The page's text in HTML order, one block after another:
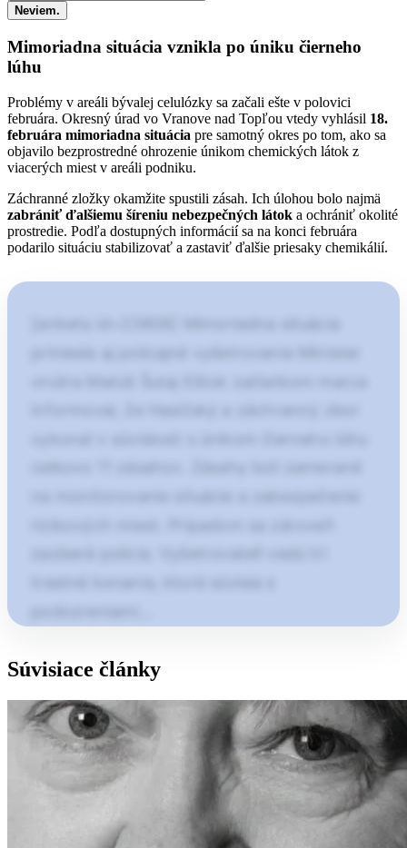
Neviem.
Mimoriadna situácia vznikla po úniku čierneho
lúhu
Problémy v areáli bývalej celulózky sa začali ešte v polovici
februára. Okresný úrad vo Vranove nad Topľou vtedy vyhlásil 18.
februára mimoriadna situácia pre samotný okres po tom, ako sa
objavilo bezprostredné ohrozenie únikom chemických látok z
viacerých miest v areáli podniku.
Záchranné zložky okamžite spustili zásah. Ich úlohou bolo najmä
zabrániť ďalšiemu šíreniu nebezpečných látok a ochrániť okolité
prostredie. Podľa dostupných informácií sa na konci februára
podarilo situáciu stabilizovať a zastaviť ďalšie priesaky chemikálií.
Článok pokračuje po kliknutí
Súvisiace články